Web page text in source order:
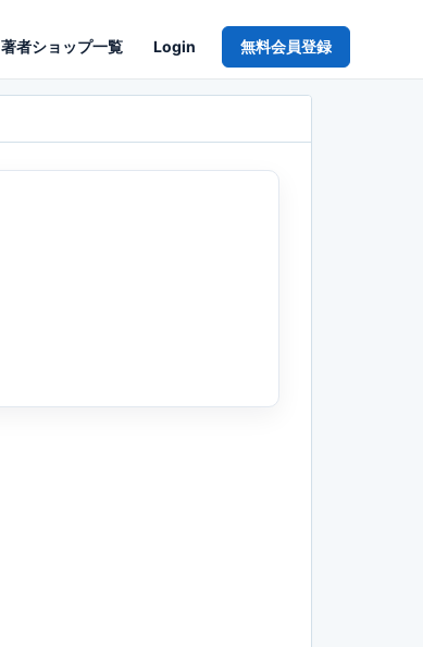
著者ショップ一覧 Login 無料会員登録